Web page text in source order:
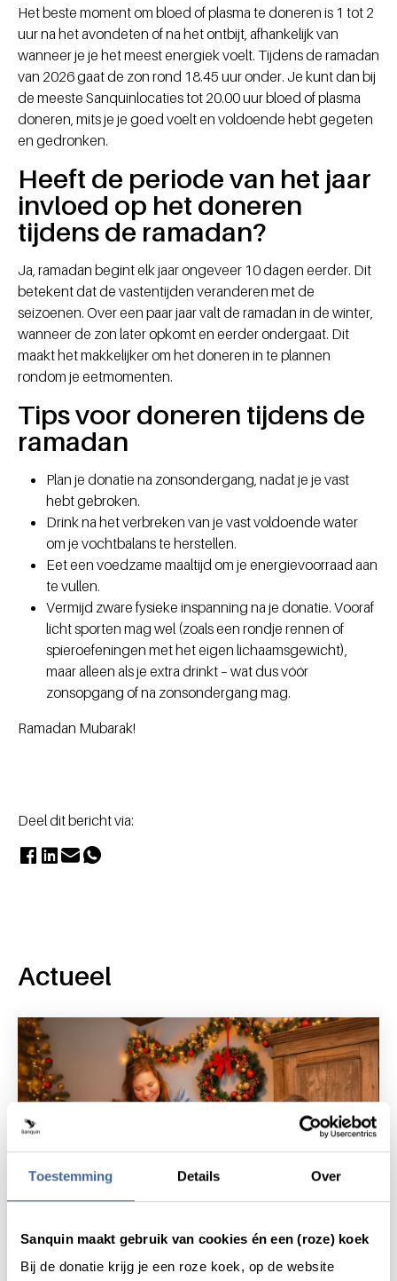
Toestemming Details Over
Sanquin maakt gebruik van cookies én een (roze) koek
Bij de donatie krijg je een roze koek, op de website
Het beste moment om bloed of plasma te doneren is 1 tot 2
uur na het avondeten of na het ontbijt, afhankelijk van
wanneer je je het meest energiek voelt. Tijdens de ramadan
van 2026 gaat de zon rond 18.45 uur onder. Je kunt dan bij
de meeste Sanquinlocaties tot 20.00 uur bloed of plasma
doneren, mits je je goed voelt en voldoende hebt gegeten
en gedronken.
Heeft de periode van het jaar
invloed op het doneren
tijdens de ramadan?
Ja, ramadan begint elk jaar ongeveer 10 dagen eerder. Dit
betekent dat de vastentijden veranderen met de
seizoenen. Over een paar jaar valt de ramadan in de winter,
wanneer de zon later opkomt en eerder ondergaat. Dit
maakt het makkelijker om het doneren in te plannen
rondom je eetmomenten.
Tips voor doneren tijdens de
ramadan
Plan je donatie na zonsondergang, nadat je je vast
hebt gebroken.
Drink na het verbreken van je vast voldoende water
om je vochtbalans te herstellen.
Eet een voedzame maaltijd om je energievoorraad aan
te vullen.
Vermijd zware fysieke inspanning na je donatie. Vooraf
licht sporten mag wel (zoals een rondje rennen of
spieroefeningen met het eigen lichaamsgewicht),
maar alleen als je extra drinkt – wat dus vóór
zonsopgang of na zonsondergang mag.
Ramadan Mubarak!
Deel dit bericht via:
Actueel
Nieuws 20 november 2025